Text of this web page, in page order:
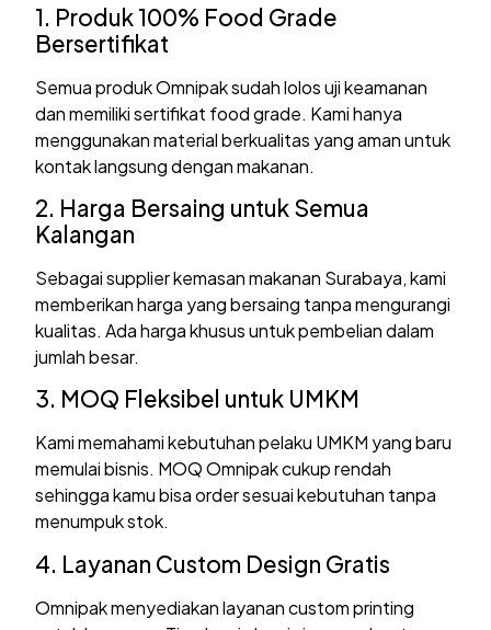
1. Produk 100% Food Grade
Bersertifikat
Semua produk Omnipak sudah lolos uji keamanan
dan memiliki sertifikat food grade. Kami hanya
menggunakan material berkualitas yang aman untuk
kontak langsung dengan makanan.
2. Harga Bersaing untuk Semua
Kalangan
Sebagai supplier kemasan makanan Surabaya, kami
memberikan harga yang bersaing tanpa mengurangi
kualitas. Ada harga khusus untuk pembelian dalam
jumlah besar.
3. MOQ Fleksibel untuk UMKM
Kami memahami kebutuhan pelaku UMKM yang baru
memulai bisnis. MOQ Omnipak cukup rendah
sehingga kamu bisa order sesuai kebutuhan tanpa
menumpuk stok.
4. Layanan Custom Design Gratis
Omnipak menyediakan layanan custom printing